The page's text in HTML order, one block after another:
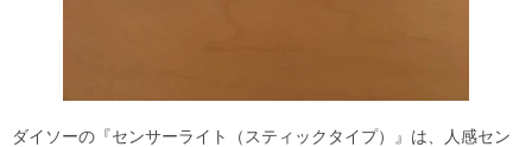
ダイソーの『センサーライト（スティックタイプ）』は、人感セン